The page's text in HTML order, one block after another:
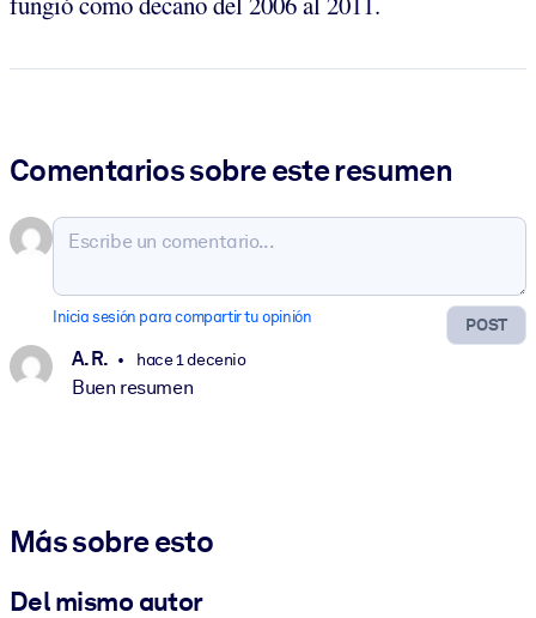
Comentarios sobre este resumen
POST
Inicia sesión para compartir tu opinión
A. R. hace 1 decenio
Buen resumen
Más sobre esto
Del mismo autor